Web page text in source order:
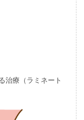
治療（ラミネート